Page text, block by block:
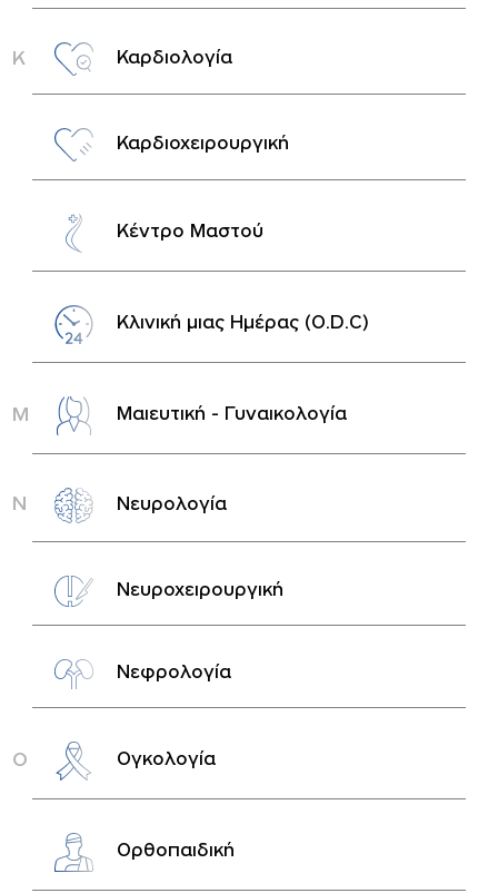
Κ Καρδιολογία
Καρδιοχειρουργική
Κέντρο Μαστού
Κλινική μιας Ημέρας (O.D.C)
Μ Μαιευτική - Γυναικολογία
Ν Νευρολογία
Νευροχειρουργική
Νεφρολογία
Ο Ογκολογία
Ορθοπαιδική